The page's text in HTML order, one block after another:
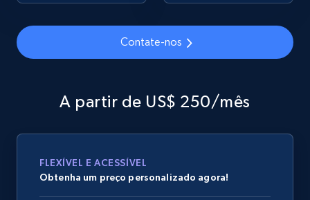
products by specific category URL
more.
Contate-nos
A partir de US$ 250/mês
FLEXÍVEL E ACESSÍVEL
Obtenha um preço personalizado agora!